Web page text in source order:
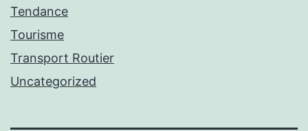
Tendance
Tourisme
Transport Routier
Uncategorized